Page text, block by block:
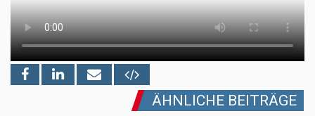
ÄHNLICHE BEITRÄGE